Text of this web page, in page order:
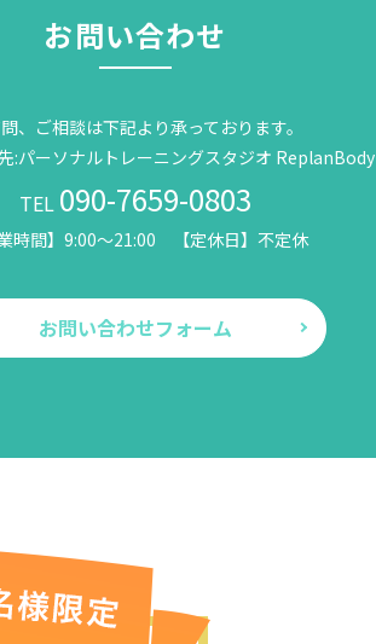
お問い合わせ
、ご相談は下記より承っております。
:パーソナルトレーニングスタジオ ReplanBody
TEL 090-7659-0803
時間】9:00～21:00 【定休日】不定休
お問い合わせフォーム